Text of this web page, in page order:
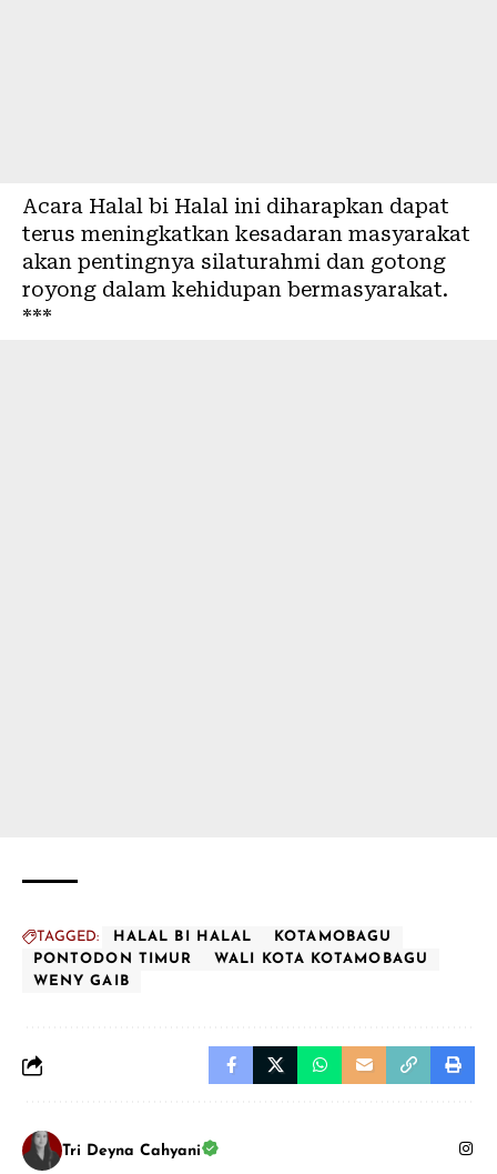
Acara Halal bi Halal ini diharapkan dapat
terus meningkatkan kesadaran masyarakat
akan pentingnya silaturahmi dan gotong
royong dalam kehidupan bermasyarakat.
***
TAGGED: HALAL BI HALAL
KOTAMOBAGU
PONTODON TIMUR
WALI KOTA KOTAMOBAGU
WENY GAIB
Tri Deyna Cahyani